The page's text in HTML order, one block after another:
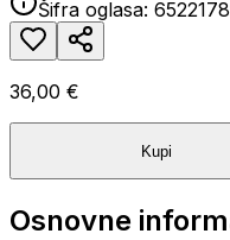
Šifra oglasa:
36,00 €
Kupi
Osnovne